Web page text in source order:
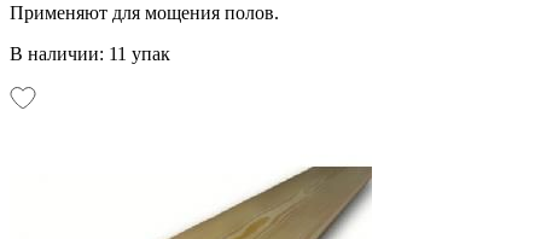
Применяют для мощения полов.
В наличии: 11 упак